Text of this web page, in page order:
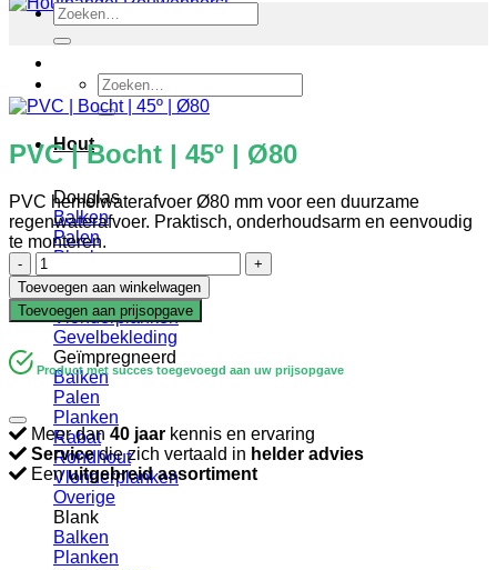
Zoeken
naar:
Hout
Douglas
Balken
Palen
Planken
Rabat
Verbindingen
Vlonderplanken
Gevelbekleding
Geïmpregneerd
Balken
Palen
Planken
Rabat
Rondhout
Vlonderplanken
Overige
Blank
Balken
Planken
Zoeken
naar:
PVC | Bocht | 45º | Ø80
PVC hemelwaterafvoer Ø80 mm voor een duurzame
regenwaterafvoer. Praktisch, onderhoudsarm en eenvoudig
te monteren.
PVC
|
Bocht
|
45º
Ø80
aantal
Toevoegen aan winkelwagen
Toevoegen aan prijsopgave
Product met succes toegevoegd aan uw prijsopgave
Meer dan 40 jaar kennis en ervaring
Servicedie zich vertaald in helder advies
Eenuitgebreid assortiment